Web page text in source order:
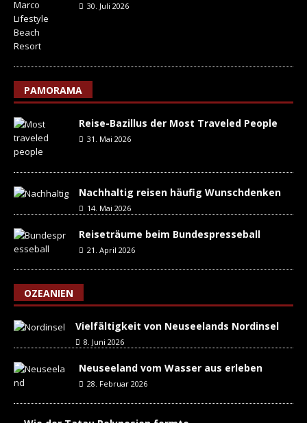
30. Juli 2026
PAMORAMA
Reise-Bazillus der Most Traveled People
31. Mai 2026
Nachhaltig reisen häufig Wunschdenken
14. Mai 2026
Reiseträume beim Bundespresseball
21. April 2026
OZEANIEN
Vielfältigkeit von Neuseelands Nordinsel
8. Juni 2026
Neuseeland vom Wasser aus erleben
28. Februar 2026